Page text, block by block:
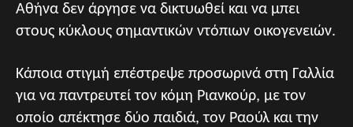
Αθήνα δεν άργησε να δικτυωθεί και να μπει
στους κύκλους σημαντικών ντόπιων οικογενειών.
Κάποια στιγμή επέστρεψε προσωρινά στη Γαλλία
για να παντρευτεί τον κόμη Ριανκούρ, με τον
οποίο απέκτησε δύο παιδιά, τον Ραούλ και την